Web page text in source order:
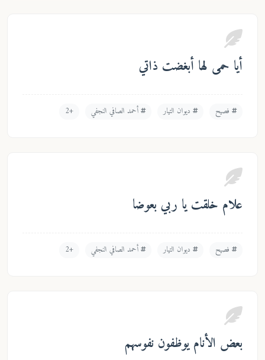
أيا حمى لها أبغضت ذاتي
فصيح ديوان التيار أحمد الصافي النجفي +2
علام خلقت يا ربي بعوضا
فصيح ديوان التيار أحمد الصافي النجفي +2
بعض الأنام يوظفون نفوسهم